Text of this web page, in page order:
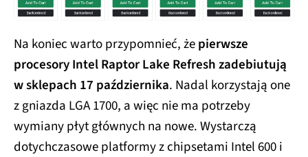
Na koniec warto przypomnieć, żepierwsze
procesory Intel Raptor Lake Refresh zadebiutują
w sklepach 17 października. Nadal korzystają one
z gniazda LGA 1700, a więc nie ma potrzeby
wymiany płyt głównych na nowe. Wystarczą
dotychczasowe platformy z chipsetami Intel 600 i